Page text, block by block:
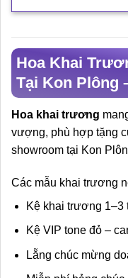
Hoa Khai
Tại Kon Plông
Hoa khai trương
vượng, phù hợp tặng
showroom tại Kon
Các mẫu khai trương
Kệ khai trương 1–3
Kệ VIP tone đỏ –
Lẵng chúc mừng